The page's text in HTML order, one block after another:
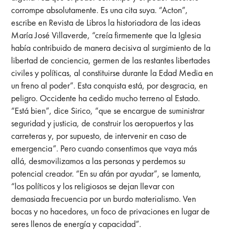
corrompe absolutamente. Es una cita suya. “Acton”,
escribe en Revista de Libros la historiadora de las ideas
María José Villaverde, “creía firmemente que la Iglesia
había contribuido de manera decisiva al surgimiento de la
libertad de conciencia, germen de las restantes libertades
civiles y políticas, al constituirse durante la Edad Media en
un freno al poder”. Esta conquista está, por desgracia, en
peligro. Occidente ha cedido mucho terreno al Estado.
“Está bien”, dice Sirico, “que se encargue de suministrar
seguridad y justicia, de construir los aeropuertos y las
carreteras y, por supuesto, de intervenir en caso de
emergencia”. Pero cuando consentimos que vaya más
allá, desmovilizamos a las personas y perdemos su
potencial creador. “En su afán por ayudar”, se lamenta,
“los políticos y los religiosos se dejan llevar con
demasiada frecuencia por un burdo materialismo. Ven
bocas y no hacedores, un foco de privaciones en lugar de
seres llenos de energía y capacidad”.